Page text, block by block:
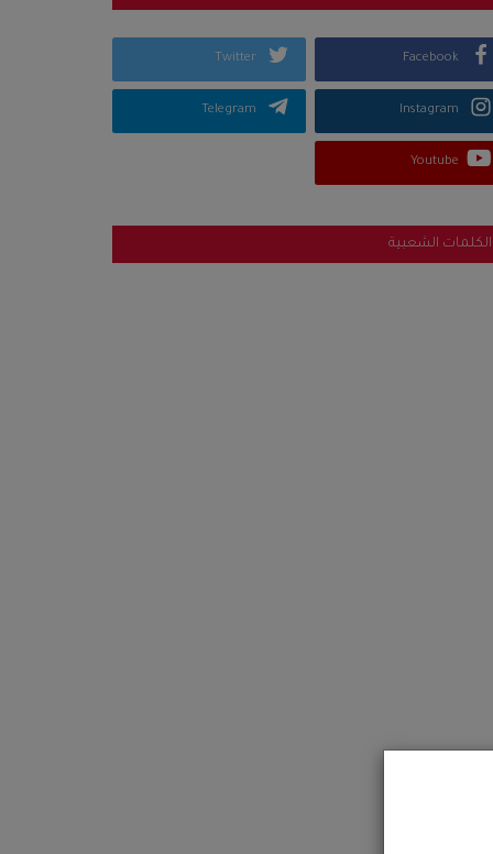
Facebook
Twitter
Instagram
Telegram
Youtube
الكلمات الشعبية